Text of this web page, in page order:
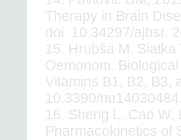
Therapy in Brain
doi: 10.34297/ajbsr.
15. Hrubša M,
Oemonom.
Vitamins B1, B2, B3,
10.3390/
16. Sheng L, Cao W,
Pharmacokinetics of